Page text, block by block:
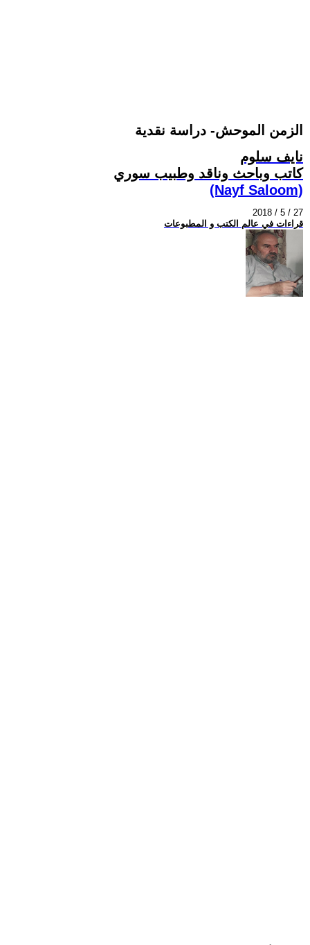
الزمن الموحش- دراسة نقدية
نايف سلوم
كاتب وباحث وناقد وطبيب سوري
(Nayf Saloom)
2018 / 5 / 27
قراءات في عالم الكتب و المطبوعات